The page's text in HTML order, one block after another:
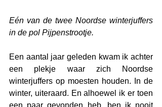
Eén van de twee Noordse winterjuffers
in de pol Pijpenstrootje.
Een aantal jaar geleden kwam ik achter
een plekje waar zich Noordse
winterjuffers op moesten houden. In de
winter, uiteraard. En alhoewel ik er toen
een paar gevonden heb, ben ik nooit